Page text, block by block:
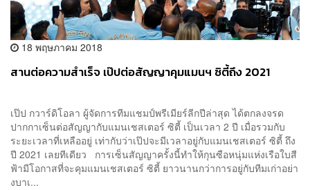
18 พฤษภาคม 2018
สานต่อความสำเร็จ เป๊ปต่อสัญญาคุมแมนฯ ซิตี้ถึง 2021
เป๊ป กวาร์ดิโอลา ผู้จัดการทีมแชมป์พรีเมียร์ลีกปีล่าสุด ได้ตกลงจรด
ปากกาเซ็นต่อสัญญากับแมนเชสเตอร์ ซิตี้ เป็นเวลา 2 ปี เมื่อรวมกับ
ระยะเวลาที่เหลืออยู่ เท่ากับว่าเป๊ปจะมีเวลาอยู่กับแมนเชสเตอร์ ซิตี้ ถึง
ปี 2021 เลยทีเดียว การเซ็นสัญญาครั้งนี้ทำให้กุนซือหนุ่มแห่งเรือใบสี
ฟ้ามีโอกาสที่จะคุมแมนเชสเตอร์ ซิตี้ ยาวนานกว่าการอยู่กับทีมเก่าอย่า
งบาเ...